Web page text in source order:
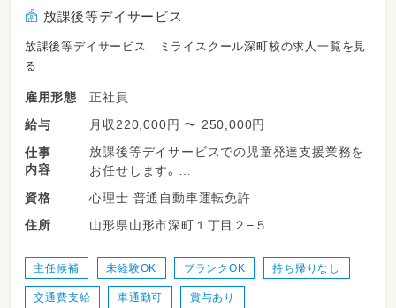
17:00～17:30 記録
・従事すべき業務の変更の範囲：法人の定める業
務
・就業の場所の変更の範囲：現時点では変更なし
（ミライスクール深町校での勤務となります）。
ただし、将来的な事業所拡大にともない、変更と
進められますので、経験の浅い方でも安心して
業務に慣れていただけます。
・個別療育終了後の子どもたちの見守り、遊びな
放課後等デイサービス
放課後等デイサービス ミライスクール深町校の求人一覧を見
る
雇用形態
正社員
給与
月収220,000円 〜 250,000円
仕事
内容
放課後等デイサービスでの児童発達支援業務を
お任せします。
※対象：発達障がい・知的障がいのある小学生・
中学生
基本的な業務
・お子さん一人ひとりに合わせた個別療育（1人
資格
心理士 普通自動車運転免許
住所
山形県山形市深町１丁目２−５
主任候補 未経験OK ブランクOK 持ち帰りなし
交通費支給 車通勤可 賞与あり